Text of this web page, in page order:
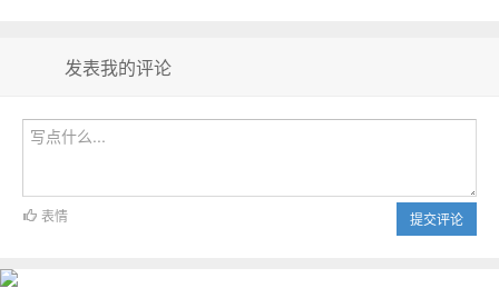
发表我的评论
提交评论
表情